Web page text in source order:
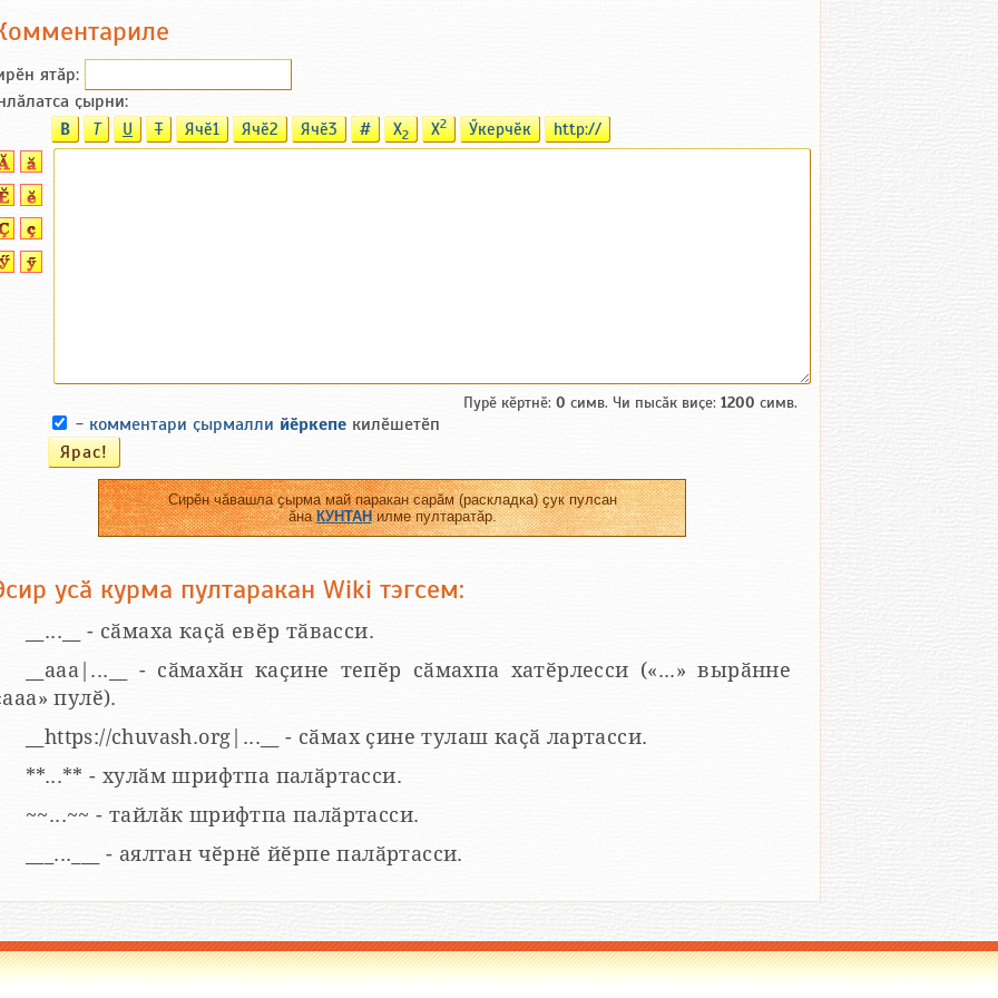
ятӑp:
ҫырни:
B T U T Ячӗ1 Ячӗ2 Ячӗ3 # X2 X2 Ӳкерчӗк http://
Пурӗ кӗртнӗ: 0 симв. Чи пысӑк виҫе: 1200 симв.
- комментари ҫырмалли йӗркепе килӗшетӗп
Сирӗн чӑвашла ҫырма май паракан сарӑм (раскладка) ҫук пулсан
ӑнаКУНТАНилме пултаратӑр.
усӑ курма пултаракан Wiki тэгсем:
__...__ - сӑмаха каҫӑ евӗр тӑвасси.
__aaa|...__ - сӑмахӑн каҫине тепӗр сӑмахпа хатӗрлесси («...» вырӑнне
пулӗ).
__https://chuvash.org|...__ - сӑмах ҫине тулаш каҫӑ лартасси.
**...** - хулӑм шрифтпа палӑртасси.
~~...~~ - тайлӑк шрифтпа палӑртасси.
___...___ - аялтан чӗрнӗ йӗрпе палӑртасси.